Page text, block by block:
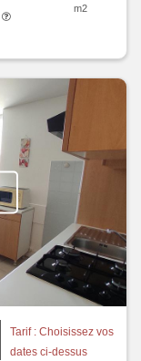
m2
Tarif : Choisissez vos
dates ci-dessus